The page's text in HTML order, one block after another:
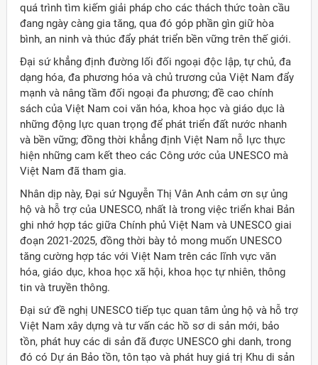
Việt Nam ở nước ngoài
quá trình tìm kiếm giải pháp cho các thách thức toàn cầu
đang ngày càng gia tăng, qua đó góp phần gìn giữ hòa
bình, an ninh và thúc đẩy phát triển bền vững trên thế giới.
Đại sứ khẳng định đường lối đối ngoại độc lập, tự chủ, đa
dạng hóa, đa phương hóa và chủ trương của Việt Nam đẩy
mạnh và nâng tầm đối ngoại đa phương; đề cao chính
sách của Việt Nam coi văn hóa, khoa học và giáo dục là
những động lực quan trọng để phát triển đất nước nhanh
và bền vững; đồng thời khẳng định Việt Nam nỗ lực thực
hiện những cam kết theo các Công ước của UNESCO mà
Việt Nam đã tham gia.
Nhân dịp này, Đại sứ Nguyễn Thị Vân Anh cảm ơn sự ủng
hộ và hỗ trợ của UNESCO, nhất là trong việc triển khai Bản
ghi nhớ hợp tác giữa Chính phủ Việt Nam và UNESCO giai
đoạn 2021-2025, đồng thời bày tỏ mong muốn UNESCO
tăng cường hợp tác với Việt Nam trên các lĩnh vực văn
hóa, giáo dục, khoa học xã hội, khoa học tự nhiên, thông
tin và truyền thông.
Đại sứ đề nghị UNESCO tiếp tục quan tâm ủng hộ và hỗ trợ
Việt Nam xây dựng và tư vấn các hồ sơ di sản mới, bảo
tồn, phát huy các di sản đã được UNESCO ghi danh, trong
đó có Dự án Bảo tồn, tôn tạo và phát huy giá trị Khu di sản